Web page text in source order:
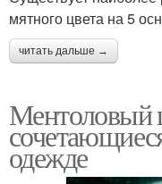
мятного цвета на 5
читать дальше →
Ментоловый
одежде